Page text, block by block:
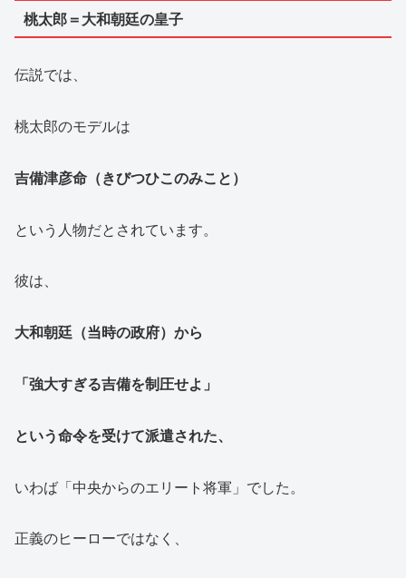
桃太郎＝大和朝廷の皇子
伝説では、
桃太郎のモデルは
吉備津彦命（きびつひこのみこと）
という人物だとされています。
彼は、
大和朝廷（当時の政府）から
「強大すぎる吉備を制圧せよ」
という命令を受けて派遣された、
いわば「中央からのエリート将軍」でした。
正義のヒーローではなく、